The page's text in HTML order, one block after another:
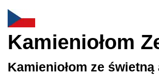
Kamieniołom
Kamieniołom ze